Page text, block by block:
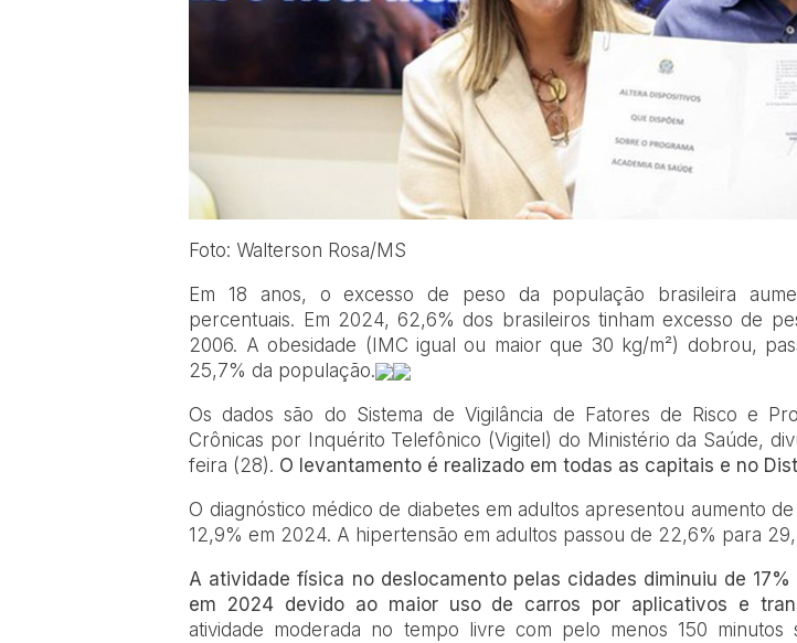
Foto: Walterson Rosa/MS
Em 18 anos, o excesso de peso da população brasileira
percentuais. Em 2024, 62,6% dos brasileiros tinham excesso de
2006. A obesidade (IMC igual ou maior que 30 kg/m²) dobrou,
25,7% da população.
Os dados são do Sistema de Vigilância de Fatores de Risco e
Crônicas por Inquérito Telefônico (Vigitel) do Ministério da Saúde,
feira (28). O levantamento é realizado em todas as capitais e no
O diagnóstico médico de diabetes em adultos apresentou aumento
12,9% em 2024. A hipertensão em adultos passou de 22,6% para
A atividade física no deslocamento pelas cidades diminuiu de 17%
em 2024 devido ao maior uso de carros por aplicativos e
atividade moderada no tempo livre com pelo menos 150 minutos